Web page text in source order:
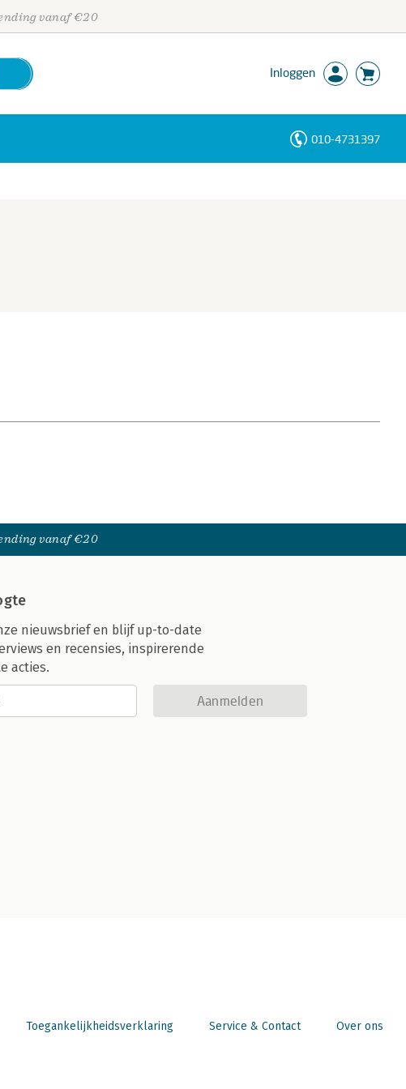
vanaf €20
Inloggen
010-4731397
vanaf €20
nieuwsbrief en blijf up-to-date
en recensies, inspirerende
acties.
Aanmelden
Toegankelijkheidsverklaring Service & Contact Over ons
Personen